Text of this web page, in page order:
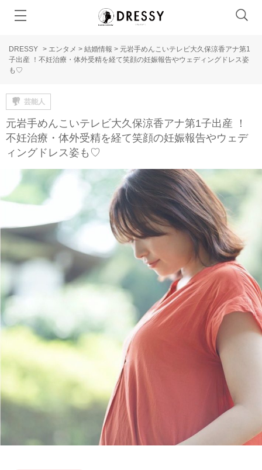
DRESSY > エンタメ > 結婚情報 > 元岩手めんこいテレビ大久保涼香アナ第1
子出産 ！不妊治療・体外受精を経て笑顔の妊娠報告やウェディングドレス姿
も♡
芸能人
元岩手めんこいテレビ大久保涼香アナ第1子出産 ！
不妊治療・体外受精を経て笑顔の妊娠報告やウェデ
ィングドレス姿も♡